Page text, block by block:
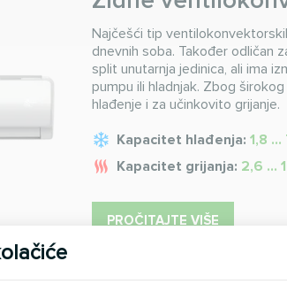
Najčešći tip
dnevnih soba. Također odličan
split unutarnja jedinica, ali ima
pumpu ili hladnjak. Zbog
hlađenje i za učinkovito grijanje.
Kapacitet hlađenja: 1,8
Kapacitet grijanja: 2,6 ...
PROČITAJTE VIŠE